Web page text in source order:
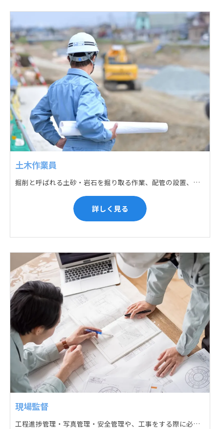
土木作業員
掘削と呼ばれる土砂・岩石を掘り取る作業、配管の設置、埋戻しの順に手作業と機械作業の併用をして行います。また、作業に使用する管材料の運搬作業も、機械と手作業にて行っています。
詳しく見る
現場監督
工程進捗管理・写真管理・安全管理や、工事をする際に必要な各種書類作成・届出 (申請) などの現場管理業務をお任せします。遅れている箇所のサポートに入るなど、臨機応変な対応が必要になります。